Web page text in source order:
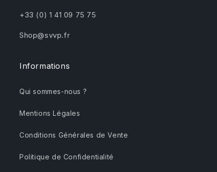
+33 (0) 1 41 09 75 75
Shop@svvp.fr
Informations
Qui sommes-nous ?
Mentions Légales
Conditions Générales de Vente
Politique de Confidentialité